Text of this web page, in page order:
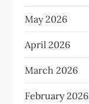
May 2026
April 2026
March 2026
February 2026